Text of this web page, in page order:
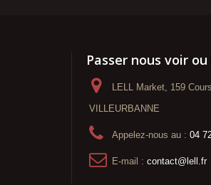
Passer nous voir
LELL Market, 159
VILLEURBANNE
Appelez-nous au : 04
E-mail : contact@lell.fr